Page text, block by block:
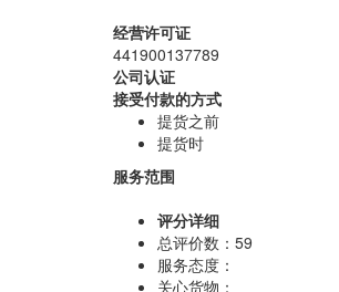
经营许可证
441900137789
公司认证
接受付款的方式
提货之前
提货时
服务范围
评分详细
总评价数： 59
服务态度：
关心货物：